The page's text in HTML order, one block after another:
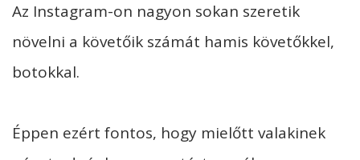
Az Instagram-on nagyon sokan szeretik
növelni a követőik számát hamis követőkkel,
botokkal.
Éppen ezért fontos, hogy mielőtt valakinek